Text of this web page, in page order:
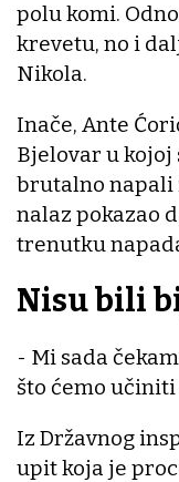
polu komi.
krevetu, no i
Nikola.
Inače, Ante
Bjelovar u kojoj
brutalno napali
nalaz pokazao
trenutku
Nisu bili
- Mi sada
što ćemo učiniti
Iz Državnog
upit koja je